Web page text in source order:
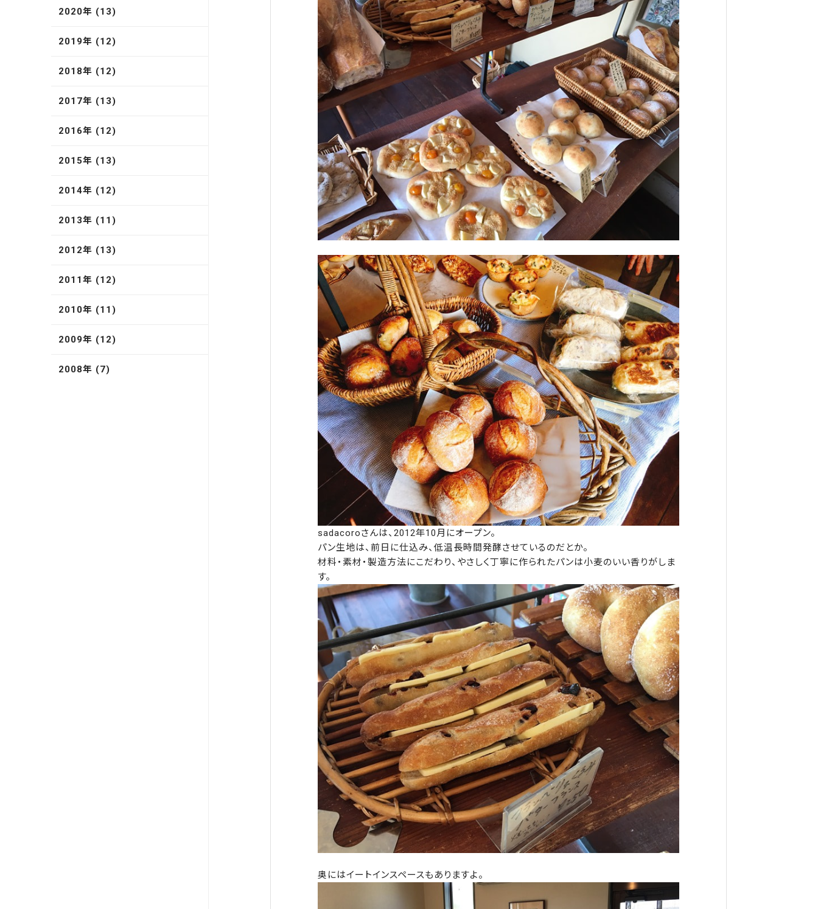
sadacoroさんは、2012年10月にオープン。
パン生地は、前日に仕込み、低温長時間発酵させているのだとか。
材料・素材・製造方法にこだわり、やさしく丁寧に作られたパンは小麦のいい香りがしま
す。
奥にはイートインスペースもありますよ。
2020年 (13)
2019年 (12)
2018年 (12)
2017年 (13)
2016年 (12)
2015年 (13)
2014年 (12)
2013年 (11)
2012年 (13)
2011年 (12)
2010年 (11)
2009年 (12)
2008年 (7)